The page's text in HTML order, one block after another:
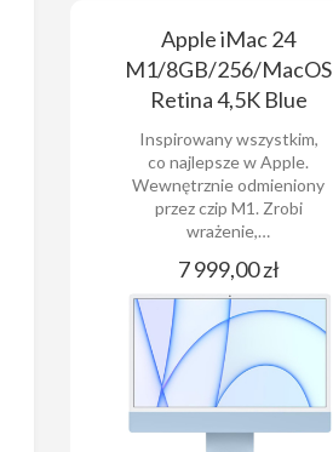
Apple iMac 24
M1/8GB/256/MacOS
Retina 4,5K Blue
Inspirowany wszystkim,
co najlepsze w Apple.
Wewnętrznie odmieniony
przez czip M1. Zrobi
wrażenie,…
7 999,00 zł